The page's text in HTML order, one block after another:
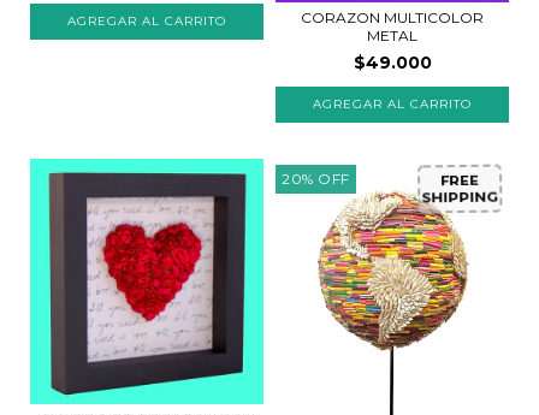
CORAZON MULTICOLOR
METAL
$49.000
AGREGAR AL CARRITO
20% OFF FREE
SHIPPING